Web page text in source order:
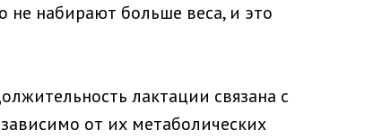
не набирают больше веса, и это
лактации связана с
от их метаболических